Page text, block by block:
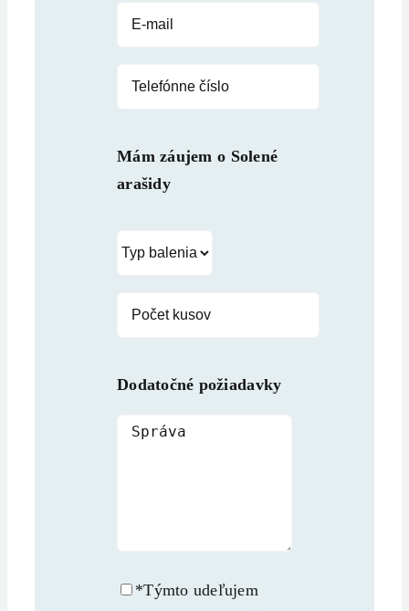
Mám záujem o Solené
arašidy
Dodatočné požiadavky
*Týmto udeľujem